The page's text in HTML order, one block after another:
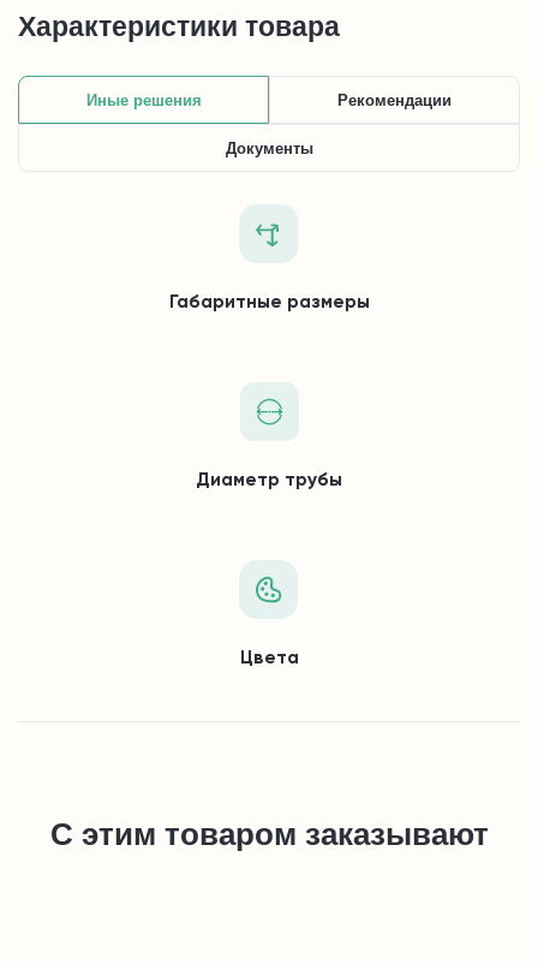
Характеристики товара
Иные решения Рекомендации
Документы
Габаритные размеры
Диаметр трубы
Цвета
С этим товаром заказывают